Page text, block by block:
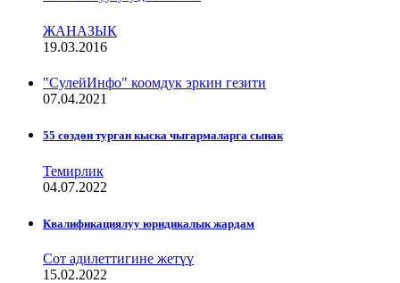
ЖАНАЗЫК
19.03.2016
"СулейИнфо" коомдук эркин гезити
07.04.2021
55 сөздөн турган кыска чыгармаларга сынак
Темирлик
04.07.2022
Квалификациялуу юридикалык жардам
Сот адилеттигине жетүү
15.02.2022